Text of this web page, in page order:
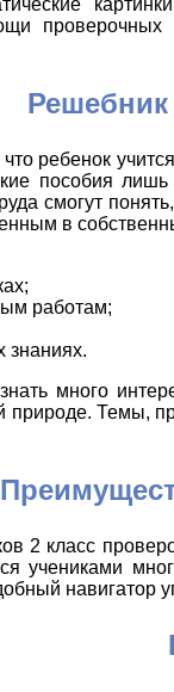
проверочных
ребенок
пособия
смогут
в
работам;
знаниях.
много
Темы,
2 класс
учениками
навигатор